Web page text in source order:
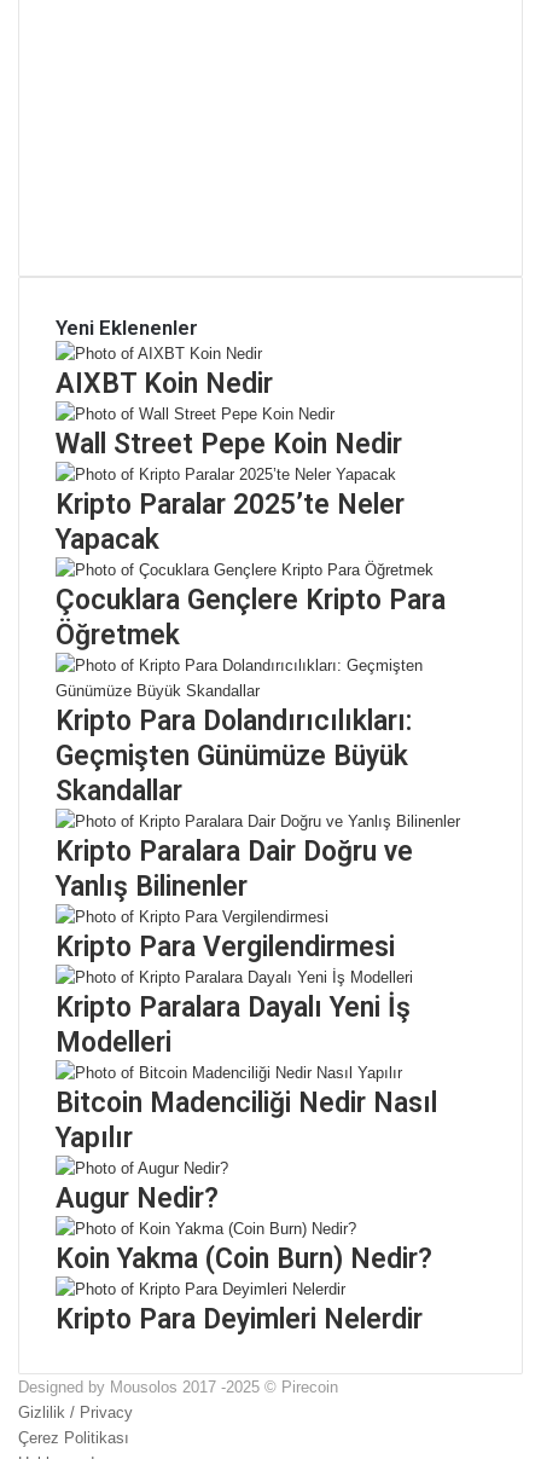
Yeni Eklenenler
AIXBT Koin Nedir
Wall Street Pepe Koin Nedir
Kripto Paralar 2025’te Neler
Yapacak
Çocuklara Gençlere Kripto Para
Öğretmek
Kripto Para Dolandırıcılıkları:
Geçmişten Günümüze Büyük
Skandallar
Kripto Paralara Dair Doğru ve
Yanlış Bilinenler
Kripto Para Vergilendirmesi
Kripto Paralara Dayalı Yeni İş
Modelleri
Bitcoin Madenciliği Nedir Nasıl
Yapılır
Augur Nedir?
Koin Yakma (Coin Burn) Nedir?
Kripto Para Deyimleri Nelerdir
Designed by Mousolos 2017 -2025 © Pirecoin
Gizlilik / Privacy
Çerez Politikası